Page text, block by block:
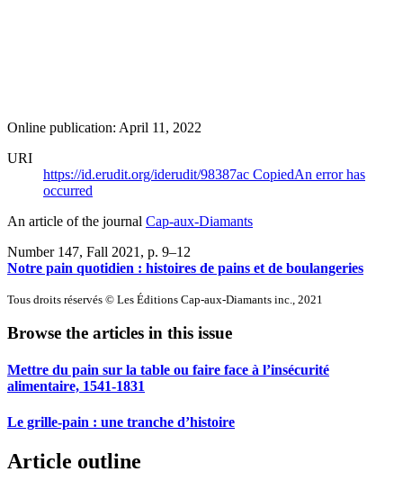
Online publication: April 11, 2022
URI
https://id.erudit.org/iderudit/98387ac CopiedAn error has
occurred
An article of the journal Cap-aux-Diamants
Number 147, Fall 2021 , p. 9–12
Notre pain quotidien : histoires de pains et de boulangeries
Tous droits réservés © Les Éditions Cap-aux-Diamants inc., 2021
Browse the articles in this issue
Mettre du pain sur la table ou faire face à l’insécurité
alimentaire, 1541-1831
Le grille-pain : une tranche d’histoire
Article outline